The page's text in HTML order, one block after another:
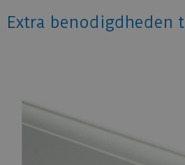
Extra benodigdheden